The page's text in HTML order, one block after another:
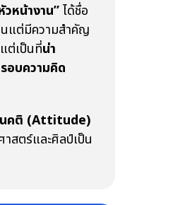
วหน้างาน”ได้ชื่อ
นแต่มีความสำคัญ
ต่เป็นที่น่า
อบความคิด
คติ (Attitude)
สตร์และศิลป์เป็น